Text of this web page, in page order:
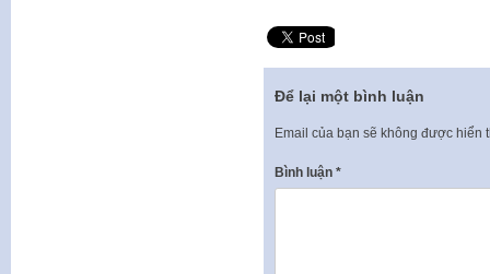
Để lại một bình luận
Email của bạn sẽ không được hiển
Bình luận *